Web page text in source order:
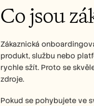
Co jsou
Zákaznická
produkt, službu nebo
rychle sžít. Proto se
zdroje.
Pokud se pohybujete ve